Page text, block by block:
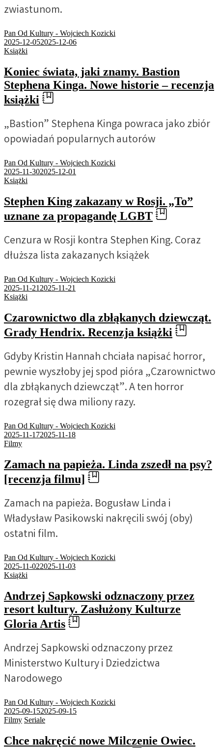
zwiastunom.
Pan Od Kultury - Wojciech Kozicki
2025-12-052025-12-06
Książki
Koniec świata, jaki znamy. Bastion
Stephena Kinga. Nowe historie – recenzja
książki
„Bastion” Stephena Kinga powraca jako zbiór
opowiadań popularnych autorów
Pan Od Kultury - Wojciech Kozicki
2025-11-302025-12-01
Książki
Stephen King zakazany w Rosji. „To”
uznane za propagandę LGBT
Cenzura w Rosji kontra Stephen King. Coraz
dłuższa lista zakazanych książek
Pan Od Kultury - Wojciech Kozicki
2025-11-21 2025-11-21
Książki
Czarownictwo dla zbłąkanych dziewcząt.
Grady Hendrix. Recenzja książki
Gdyby Kristin Hannah chciała napisać horror,
pewnie wyszłoby jej spod pióra „Czarownictwo
dla zbłąkanych dziewcząt”. A ten horror
rozegrał się dwa miliony razy.
Pan Od Kultury - Wojciech Kozicki
2025-11-172025-11-18
Filmy
Zamach na papieża. Linda zszedł na psy?
[recenzja filmu]
Zamach na papieża. Bogusław Linda i
Władysław Pasikowski nakręcili swój (oby)
ostatni film.
Pan Od Kultury - Wojciech Kozicki
2025-11-022025-11-03
Książki
Andrzej Sapkowski odznaczony przez
resort kultury. Zasłużony Kulturze
Gloria Artis
Andrzej Sapkowski odznaczony przez
Ministerstwo Kultury i Dziedzictwa
Narodowego
Pan Od Kultury - Wojciech Kozicki
2025-09-152025-09-15
Filmy Seriale
Chce nakręcić nowe Milczenie Owiec.